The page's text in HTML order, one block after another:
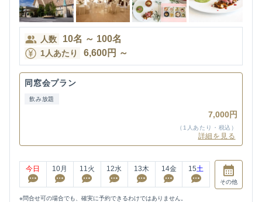
人数 10名 ～ 100名
1人あたり 6,600円 ～
同窓会プラン
飲み放題
7,000円
（1人あたり・税込）
詳細を見る
今日 10月 11火 12水 13木 14金 15土
その他
※問合せ可の場合でも、確実に予約できるわけではありません。